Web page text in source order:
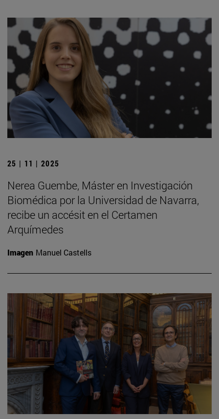
25 | 11 | 2025
Nerea Guembe, Máster en Investigación
Biomédica por la Universidad de Navarra,
recibe un accésit en el Certamen
Arquímedes
Imagen Manuel Castells